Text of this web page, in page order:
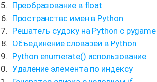
Преобразование в float
Пространство имен в Python
Решатель судоку на Python с pygame
Объединение словарей в Python
Python enumerate() использование
Удаление элемента по индексу